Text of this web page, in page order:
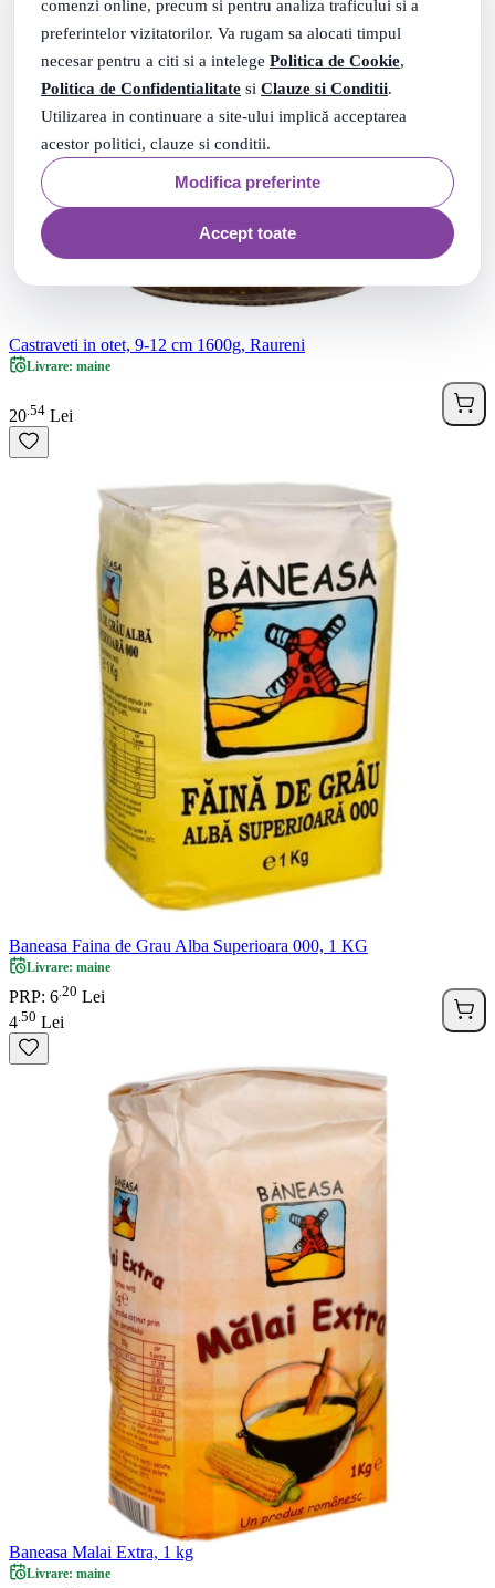
comenzi online, precum si pentru analiza traficului si a
preferintelor vizitatorilor. Va rugam sa alocati timpul
necesar pentru a citi si a intelege Politica de Cookie,
Politica de Confidentialitate si Clauze si Conditii.
Utilizarea in continuare a site-ului implică acceptarea
acestor politici, clauze si conditii.
Modifica preferinte
Accept toate
Castraveti in otet, 9-12 cm 1600g, Raureni
Livrare: maine
20 54 Lei
Baneasa Faina de Grau Alba Superioara 000, 1 KG
Livrare: maine
PRP: 6.20 Lei
4 50 Lei
Baneasa Malai Extra, 1 kg
Livrare: maine